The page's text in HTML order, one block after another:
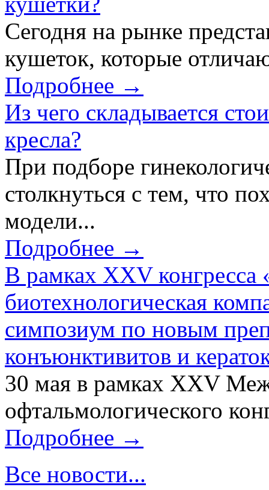
Сегодня на рынке
кушеток, которые
Подробнее →
Из чего складывается
кресла?
При подборе
столкнуться с тем, что
модели...
Подробнее →
В рамках XXV конгресса
биотехнологическая
симпозиум по новым
конъюнктивитов и
30 мая в рамках XXV
офтальмологического
Подробнее →
Все новости...